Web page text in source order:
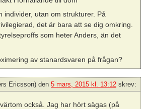
individer, utan om strukturer. På
det är bara att se dig omkring.
som heter Anders, än det
av stanardsvaren på frågan?
Ericsson) den 5 mars, 2015 kl. 13:12 skrev:
också. Jag har hört sägas (på